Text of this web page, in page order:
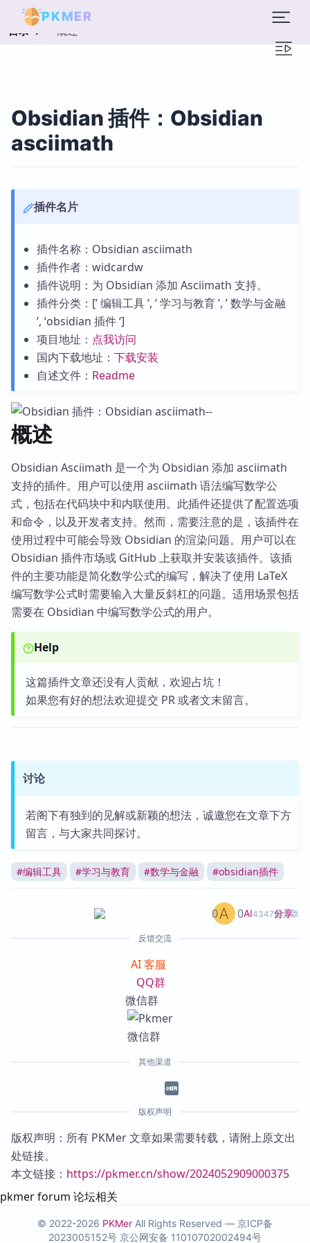
PKMER
目录 概述
Obsidian 插件：Obsidian
asciimath
插件名片
插件名称：Obsidian asciimath
插件作者：widcardw
插件说明：为 Obsidian 添加 Asciimath 支持。
插件分类：[’ 编辑工具 ’, ’ 学习与教育 ’, ’ 数学与金融
’, ‘obsidian 插件 ‘]
项目地址： 点我访问
国内下载地址： 下载安装
自述文件： Readme
概述
Obsidian Asciimath 是一个为 Obsidian 添加 asciimath
支持的插件。用户可以使用 asciimath 语法编写数学公
式，包括在代码块中和内联使用。此插件还提供了配置选项
和命令，以及开发者支持。然而，需要注意的是，该插件在
使用过程中可能会导致 Obsidian 的渲染问题。用户可以在
Obsidian 插件市场或 GitHub 上获取并安装该插件。该插
件的主要功能是简化数学公式的编写，解决了使用 LaTeX
编写数学公式时需要输入大量反斜杠的问题。适用场景包括
需要在 Obsidian 中编写数学公式的用户。
Help
这篇插件文章还没有人贡献，欢迎占坑！
如果您有好的想法欢迎提交 PR 或者文末留言。
讨论
若阁下有独到的见解或新颖的想法，诚邀您在文章下方
留言，与大家共同探讨。
#编辑工具 #学习与教育 #数学与金融 #obsidian插件
AI4347篇文章
0 0 分享
反馈交流
AI 客服
QQ群
微信群
其他渠道
版权声明
版权声明：所有 PKMer 文章如果需要转载，请附上原文出
处链接。
本文链接： https://pkmer.cn/show/2024052909000375
pkmer forum 论坛相关
© 2022-2026 PKMer All Rights Reserved — 京ICP备
2023005152号 京公网安备 11010702002494号